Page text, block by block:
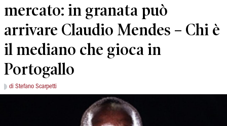
mercato: in granata può
arrivare Claudio Mendes – Chi è
il mediano che gioca in
Portogallo
di Stefano Scarpetti